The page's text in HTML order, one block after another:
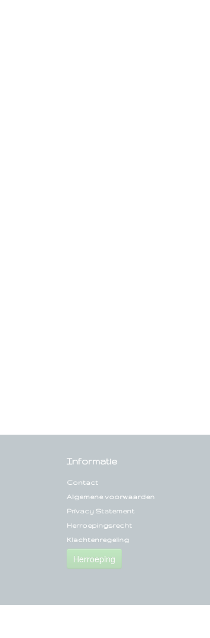
Informatie
Contact
Algemene voorwaarden
Privacy Statement
Herroepingsrecht
Klachtenregeling
Herroeping